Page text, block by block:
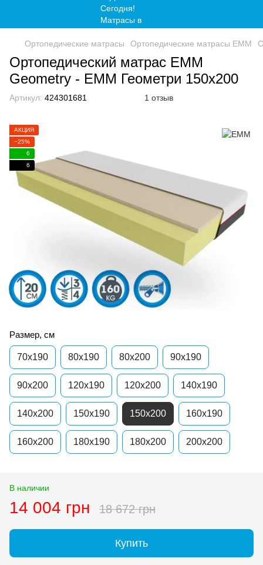
Ортопедические матрасы Ортопедические матрасы EMM
Ортопедический матрас EMM
Geometry - ЕММ Геометри 150x200
Артикул: 424301681 1 отзыв
АКЦИЯ
−25%
6
6
Размер, см
70x190 80x190 80x200 90x190
90x200 120x190 120x200 140x190
140x200 150x190 150x200 160x190
160x200 180x190 180x200 200x200
В наличии
14 004 грн 18 672 грн
Купить